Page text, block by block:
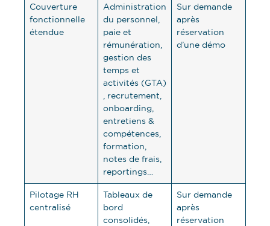
Couverture
fonctionnelle
étendue
Administration
du personnel,
paie et
rémunération,
gestion des
temps et
activités (GTA)
, recrutement,
onboarding,
entretiens &
compétences,
formation,
notes de frais,
reportings…
Sur demande
après
réservation
d’une démo
Pilotage RH
centralisé
Tableaux de
bord
consolidés,
Sur demande
après
réservation